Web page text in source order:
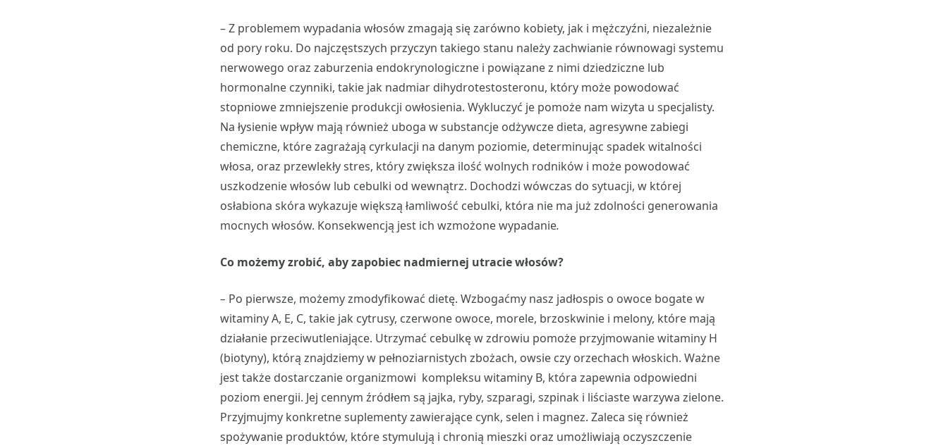
– Z problemem wypadania włosów zmagają się zarówno kobiety, jak i mężczyźni, niezależnie
od pory roku. Do najczęstszych przyczyn takiego stanu należy zachwianie równowagi systemu
nerwowego oraz zaburzenia endokrynologiczne i powiązane z nimi dziedziczne lub
hormonalne czynniki, takie jak nadmiar dihydrotestosteronu, który może powodować
stopniowe zmniejszenie produkcji owłosienia. Wykluczyć je pomoże nam wizyta u specjalisty.
Na łysienie wpływ mają również uboga w substancje odżywcze dieta, agresywne zabiegi
chemiczne, które zagrażają cyrkulacji na danym poziomie, determinując spadek witalności
włosa, oraz przewlekły stres, który zwiększa ilość wolnych rodników i może powodować
uszkodzenie włosów lub cebulki od wewnątrz. Dochodzi wówczas do sytuacji, w której
osłabiona skóra wykazuje większą łamliwość cebulki, która nie ma już zdolności generowania
mocnych włosów. Konsekwencją jest ich wzmożone wypadanie.
Co możemy zrobić, aby zapobiec nadmiernej utracie włosów?
– Po pierwsze, możemy zmodyfikować dietę. Wzbogaćmy nasz jadłospis o owoce bogate w
witaminy A, E, C, takie jak cytrusy, czerwone owoce, morele, brzoskwinie i melony, które mają
działanie przeciwutleniające. Utrzymać cebulkę w zdrowiu pomoże przyjmowanie witaminy H
(biotyny), którą znajdziemy w pełnoziarnistych zbożach, owsie czy orzechach włoskich. Ważne
jest także dostarczanie organizmowi kompleksu witaminy B, która zapewnia odpowiedni
poziom energii. Jej cennym źródłem są jajka, ryby, szparagi, szpinak i liściaste warzywa zielone.
Przyjmujmy konkretne suplementy zawierające cynk, selen i magnez. Zaleca się również
spożywanie produktów, które stymulują i chronią mieszki oraz umożliwiają oczyszczenie